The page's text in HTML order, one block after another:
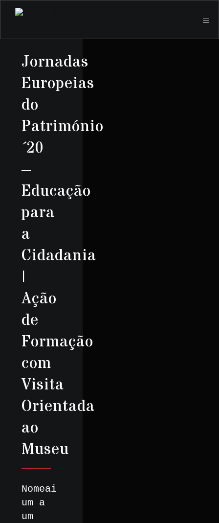
Jornadas
Europeias
do
Património
´20
–
Educação
para
a
Cidadania
|
Ação
de
Formação
com
Visita
Orientada
ao
Museu
Nomeai
um a
um